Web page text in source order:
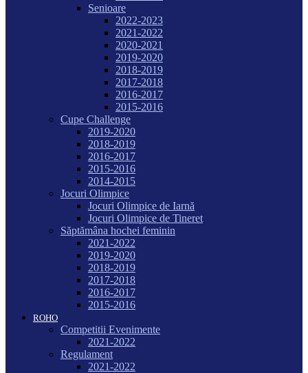
Senioare
2022-2023
2021-2022
2020-2021
2019-2020
2018-2019
2017-2018
2016-2017
2015-2016
Cupe Challenge
2019-2020
2018-2019
2016-2017
2015-2016
2014-2015
Jocuri Olimpice
Jocuri Olimpice de Iarnă
Jocuri Olimpice de Tineret
Săptămâna hochei feminin
2021-2022
2019-2020
2018-2019
2017-2018
2016-2017
2015-2016
ROHO
Competitii Evenimente
2021-2022
Regulament
2021-2022